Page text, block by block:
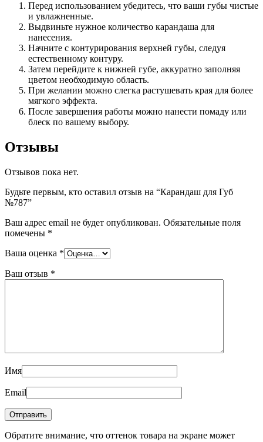
Перед использованием убедитесь, что ваши губы чистые
и увлажненные.
Выдвиньте нужное количество карандаша для
нанесения.
Начните с контурирования верхней губы, следуя
естественному контуру.
Затем перейдите к нижней губе, аккуратно заполняя
цветом необходимую область.
При желании можно слегка растушевать края для более
мягкого эффекта.
После завершения работы можно нанести помаду или
блеск по вашему выбору.
Отзывы
Отзывов пока нет.
Будьте первым, кто оставил отзыв на “Карандаш для Губ
№787”
Ваш адрес email не будет опубликован. Обязательные поля
помечены *
Ваша оценка *
Ваш отзыв *
Имя
Email
Обратите внимание, что оттенок товара на экране может